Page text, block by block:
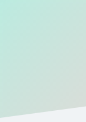
Gizlilik Politikası